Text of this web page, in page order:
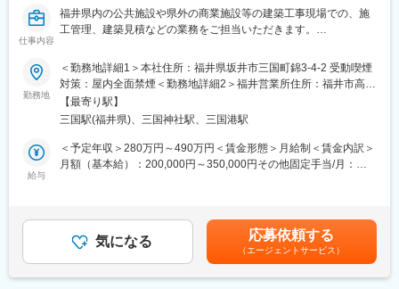
変更の範囲：会社の定める業務
・エポキシ樹脂関連
（3）その他
・農薬原料
・化粧品原料
・半導体試薬
り、福井県内で新工場の建設も計画しています。
各事業所で所有する多くのマルチプラント（多目的生産設備）に
より多品種で量的・コスト的にも柔軟に対応が取れる体制を構築
してもらい課題解決とニーズにマッチさせること。
仕事内容
福井県内の公共施設や県外の商業施設等の建築工事現場での、施
工管理、建築見積などの業務をご担当いただきます。
■具体的には：
・予算、安全面の管理
・関係自治体への手続きや書類作成
・建設現場における作業員の手配・指示
・工事の進捗管理等
※現場は県内、県外ともあります（県外は5割程度）
■案件の特徴：
■業務の補足：
県外など出張時はマンスリーマンションかホテルを会社で借り上
勤務地
＜勤務地詳細1＞本社住所：福井県坂井市三国町錦3-4-2 受動喫煙
対策：屋内全面禁煙＜勤務地詳細2＞福井営業所住所：福井市高木
中央1丁目3214-1 受動喫煙対策：屋内全面禁煙変更の範囲：会社
の定める事業所
【最寄り駅】
三国駅(福井県)、三国神社駅、三国港駅
給与
＜予定年収＞280万円～490万円＜賃金形態＞月給制＜賃金内訳＞
月額（基本給）：200,000円～350,000円その他固定手当/月：
円※技能手当 10,000円～50,000円■時間外別途支給■皆勤手当：
20,000円記載金額は選考を通じて上下する可能性があります。月
給(月額)は固定手当を含みます。
気になる 応募依頼する
（エージェントサービス）